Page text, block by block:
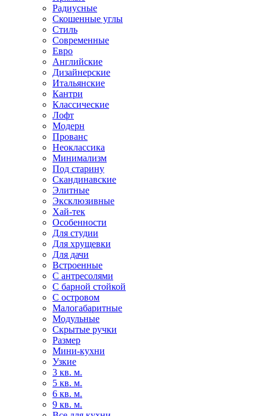
Радиусные
Скошенные углы
Стиль
Современные
Евро
Английские
Дизайнерские
Итальянские
Кантри
Классические
Лофт
Модерн
Прованс
Неоклассика
Минимализм
Под старину
Скандинавские
Элитные
Эксклюзивные
Хай-тек
Особенности
Для студии
Для хрущевки
Для дачи
Встроенные
С антресолями
С барной стойкой
С островом
Малогабаритные
Модульные
Скрытые ручки
Размер
Мини-кухни
Узкие
3 кв. м.
5 кв. м.
6 кв. м.
9 кв. м.